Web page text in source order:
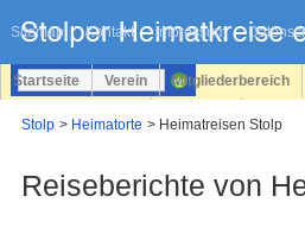
Sitemap Kontakt Impressum
überspringen
Startseite Verein Mitgliederbereich
Stolp Heimatorte Heimatreisen Stolp
Reiseberichte von